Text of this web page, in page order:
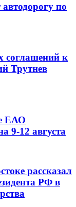
по
соглашений к
Трутнев
ЕАО
9-12 августа
рассказал
РФ в